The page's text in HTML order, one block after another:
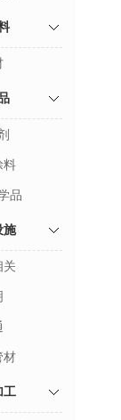
料
品
施
关
材
工